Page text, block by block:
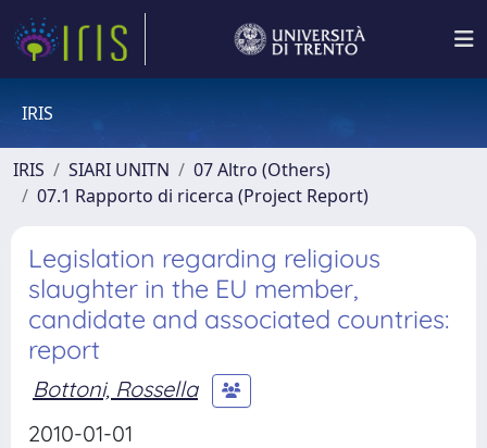
IRIS
IRIS SIARI UNITN
07 Altro (Others)
07.1 Rapporto di ricerca (Project Report)
Legislation regarding religious
slaughter in the EU member,
candidate and associated countries:
report
Bottoni, Rossella
2010-01-01